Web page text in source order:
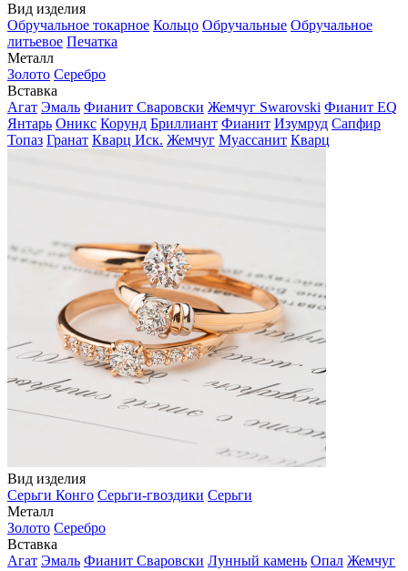
Вид изделия
Обручальное токарное Кольцо Обручальные Обручальное
литьевое Печатка
Металл
Золото Серебро
Вставка
Агат Эмаль Фианит Сваровски Жемчуг Swarovski Фианит EQ
Янтарь Оникс Корунд Бриллиант Фианит Изумруд Сапфир
Топаз Гранат Кварц Иск. Жемчуг Муассанит Кварц
Вид изделия
Серьги Конго Серьги-гвоздики Серьги
Металл
Золото Серебро
Вставка
Агат Эмаль Фианит Сваровски Лунный камень Опал Жемчуг